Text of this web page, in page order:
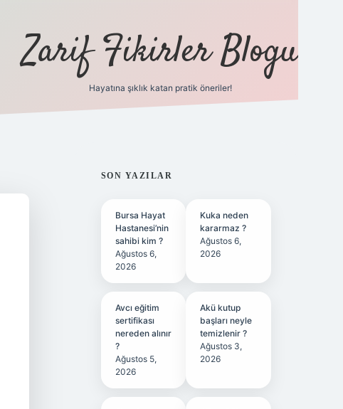
Zarif Fikirler Blogu
Hayatına şıklık katan pratik öneriler!
SIDEBAR
SON YAZILAR
Bursa Hayat
Hastanesi’nin
sahibi kim ?
Ağustos 6,
2026
Kuka neden
kararmaz ?
Ağustos 6,
2026
Avcı eğitim
sertifikası
nereden alınır
?
Ağustos 5,
2026
Akü kutup
başları neyle
temizlenir ?
Ağustos 3,
2026